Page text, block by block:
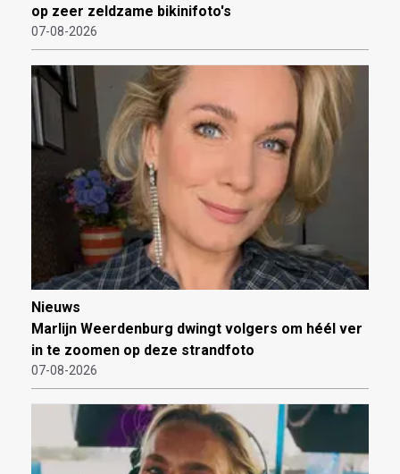
op zeer zeldzame bikinifoto's
07-08-2026
Nieuws
Marlijn Weerdenburg dwingt volgers om héél ver
in te zoomen op deze strandfoto
07-08-2026